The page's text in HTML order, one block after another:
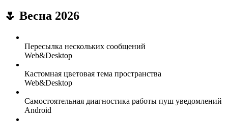
🌷 Весна 2026
Пересылка нескольких сообщений
Web&Desktop
Кастомная цветовая тема пространства
Web&Desktop
Самостоятельная диагностика работы пуш уведомлений
Android